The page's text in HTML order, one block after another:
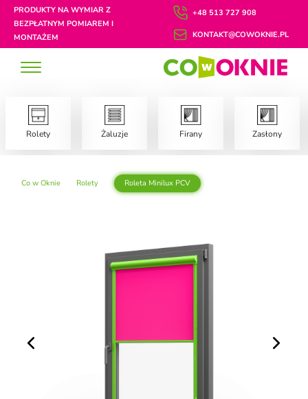
PRODUKTY NA WYMIAR Z
BEZPŁATNYM POMIAREM I
MONTAŻEM
+48 513 727 908
KONTAKT@COWOKNIE.PL
Rolety Żaluzje Firany Zasłony
Co w Oknie Rolety Roleta Minilux PCV